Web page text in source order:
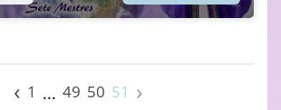
‹ 1 ... 49 50 51 ›